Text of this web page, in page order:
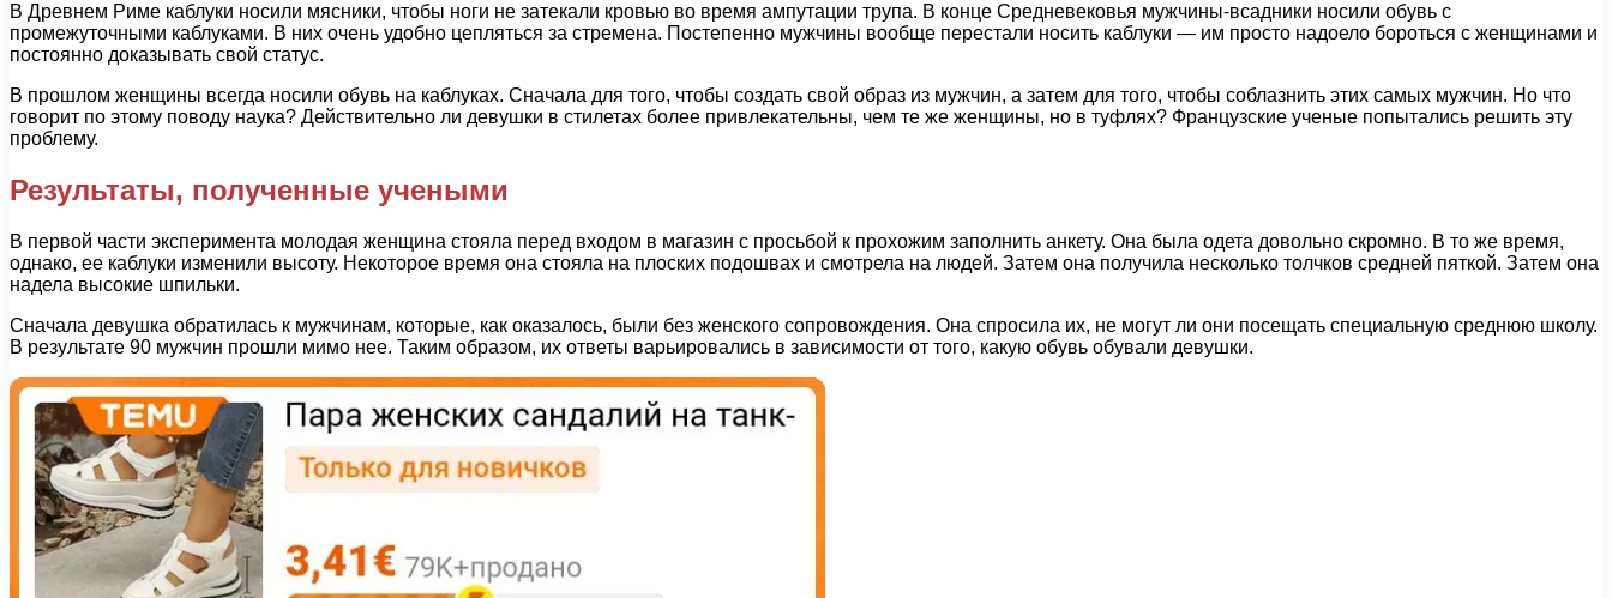
В Древнем Риме каблуки носили мясники, чтобы ноги не затекали кровью во время ампутации трупа. В конце Средневековья мужчины-всадники носили обувь с
промежуточными каблуками. В них очень удобно цепляться за стремена. Постепенно мужчины вообще перестали носить каблуки — им просто надоело бороться с женщинами и
постоянно доказывать свой статус.
В прошлом женщины всегда носили обувь на каблуках. Сначала для того, чтобы создать свой образ из мужчин, а затем для того, чтобы соблазнить этих самых мужчин. Но что
говорит по этому поводу наука? Действительно ли девушки в стилетах более привлекательны, чем те же женщины, но в туфлях? Французские ученые попытались решить эту
проблему.
Результаты, полученные учеными
В первой части эксперимента молодая женщина стояла перед входом в магазин с просьбой к прохожим заполнить анкету. Она была одета довольно скромно. В то же время,
однако, ее каблуки изменили высоту. Некоторое время она стояла на плоских подошвах и смотрела на людей. Затем она получила несколько толчков средней пяткой. Затем она
надела высокие шпильки.
Сначала девушка обратилась к мужчинам, которые, как оказалось, были без женского сопровождения. Она спросила их, не могут ли они посещать специальную среднюю школу.
В результате 90 мужчин прошли мимо нее. Таким образом, их ответы варьировались в зависимости от того, какую обувь обували девушки.